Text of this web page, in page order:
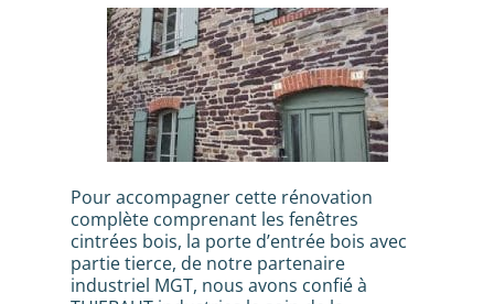
Pour accompagner cette rénovation
complète comprenant les fenêtres
cintrées bois, la porte d’entrée bois avec
partie tierce, de notre partenaire
industriel MGT, nous avons confié à